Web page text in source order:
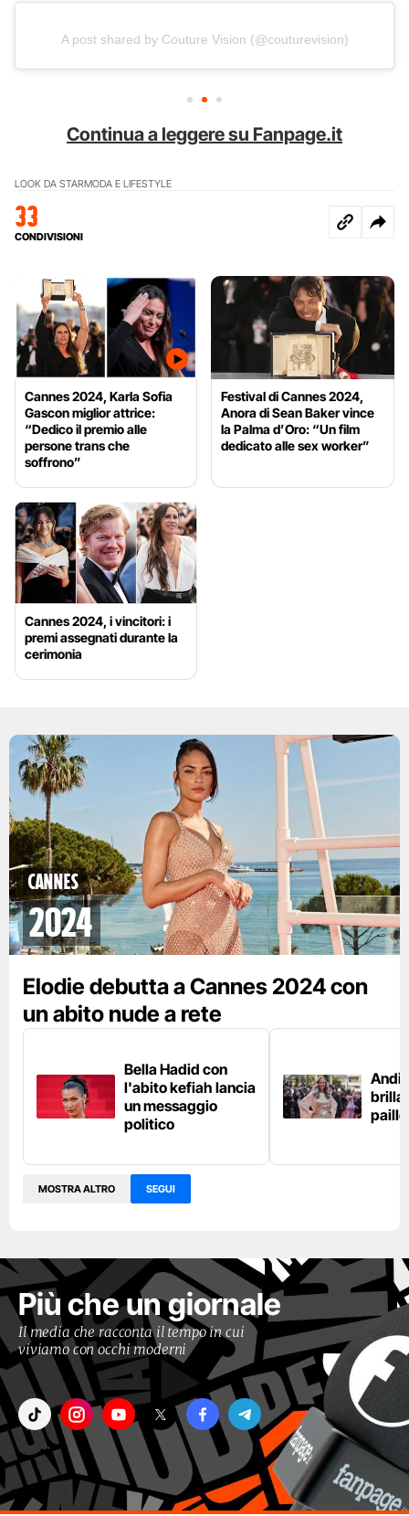
A post shared by Couture Vision (@couturevision)
Continua a leggere su Fanpage.it
LOOK DA STARMODA E LIFESTYLE
33
CONDIVISIONI
Cannes 2024, Karla Sofia
Gascon miglior attrice:
“Dedico il premio alle
persone trans che
soffrono”
Festival di Cannes 2024,
Anora di Sean Baker vince
la Palma d’Oro: “Un film
dedicato alle sex worker”
Cannes 2024, i vincitori: i
premi assegnati durante la
cerimonia
CANNES
2024
Elodie debutta a Cannes 2024 con
un abito nude a rete
Bella Hadid con
l'abito kefiah lancia
un messaggio
politico
brilla
MOSTRA ALTRO SEGUI
Più che un giornale
Il media che racconta il tempo in cui
viviamo con occhi moderni